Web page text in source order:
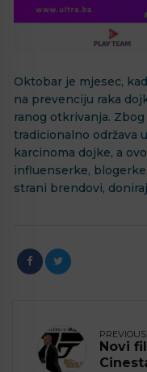
Oktobar je mjesec,
na prevenciju raka
ranog otkrivanja. Zbog
tradicionalno održava
karcinoma dojke, a
influenserke,
strani brendovi,
PREVIOUS
Novi